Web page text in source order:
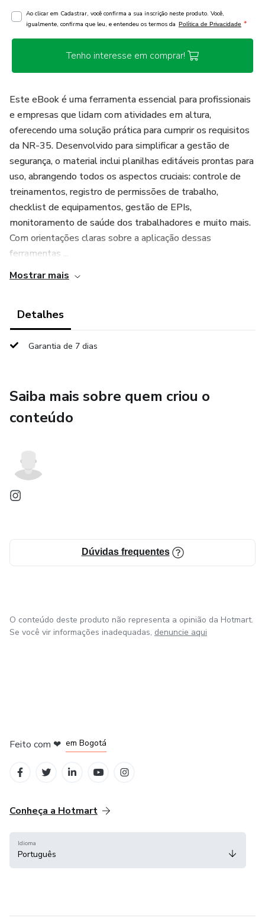
Ao clicar em Cadastrar, você confirma a sua inscrição neste produto. Você,
igualmente, confirma que leu, e entendeu os termos da Política de Privacidade *
Tenho interesse em comprar!
Este eBook é uma ferramenta essencial para profissionais
e empresas que lidam com atividades em altura,
oferecendo uma solução prática para cumprir os requisitos
da NR-35. Desenvolvido para simplificar a gestão de
segurança, o material inclui planilhas editáveis prontas para
uso, abrangendo todos os aspectos cruciais: controle de
treinamentos, registro de permissões de trabalho,
checklist de equipamentos, gestão de EPIs,
monitoramento de saúde dos trabalhadores e muito mais.
Com orientações claras sobre a aplicação dessas
ferramentas ...
Mostrar mais
Detalhes
Garantia de 7 dias
Saiba mais sobre quem criou o
conteúdo
Dúvidas frequentes
O conteúdo deste produto não representa a opinião da Hotmart.
Se você vir informações inadequadas, denuncie aqui
Feito com ❤ em Bogotá
Conheça a Hotmart
Idioma
Português